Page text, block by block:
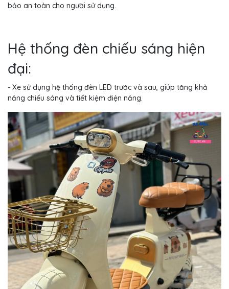
bảo an toàn cho người sử dụng.
Hệ thống đèn chiếu sáng hiện
đại:
- Xe sử dụng hệ thống đèn LED trước và sau, giúp tăng khả
năng chiếu sáng và tiết kiệm điện năng.